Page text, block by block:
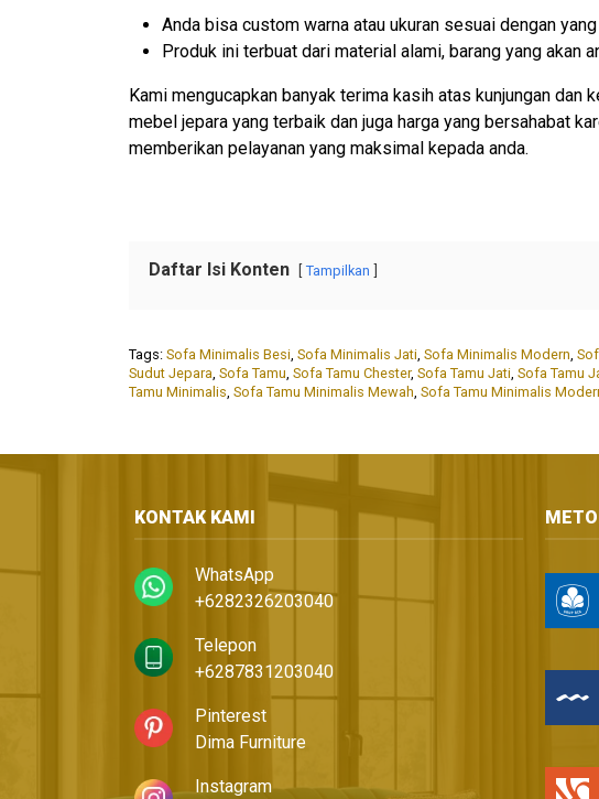
Anda bisa custom warna atau ukuran sesuai dengan
Produk ini terbuat dari material alami, barang yang akan
Kami mengucapkan banyak terima kasih atas kunjungan
mebel jepara yang terbaik dan juga harga yang bersahabat
memberikan pelayanan yang maksimal kepada anda.
Daftar Isi Konten Tampilkan
Tags: Sofa Minimalis Besi, Sofa Minimalis Jati, Sofa Minimalis Modern,
Sudut Jepara, Sofa Tamu, Sofa Tamu Chester, Sofa Tamu Jati, Sofa Tamu
Tamu Minimalis, Sofa Tamu Minimalis Mewah, Sofa Tamu Minimalis
KONTAK KAMI
WhatsApp
+6282326203040
Telepon
+6287831203040
Pinterest
Dima Furniture
Instagram